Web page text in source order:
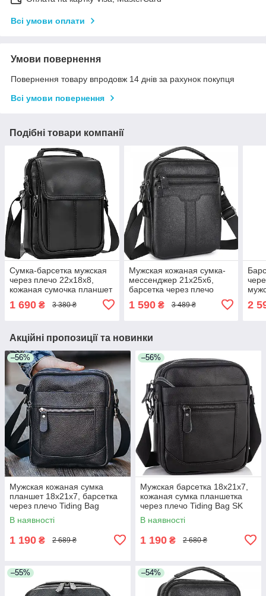
Всі умови оплати
Умови повернення
Повернення товару впродовж 14 днів за рахунок покупця
Всі умови повернення
Подібні товари компанії
Сумка-барсетка мужская
через плечо 22х18х8,
кожаная сумочка планшет
черная
1 690 ₴ 3 380 ₴
Мужская кожаная сумка-
мессенджер 21х25х6,
барсетка через плечо
Черная
1 590₴ 3 489 ₴ 2
Акційні пропозиції та новинки
–56%
Мужская кожаная сумка
планшет 18х21х7, барсетка
через плечо Tiding Bag
LA3314-1BL черная
В наявності
1 190 ₴ 2 689 ₴
–56%
Мужская барсетка 18х21х7,
кожаная сумка планшетка
через плечо Tiding Bag SK
N5386 черная
В наявності
1 190 ₴ 2 680 ₴
–55% –54%